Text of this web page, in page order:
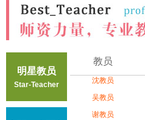
明星教员
Star-Teacher
教员
沈教员
吴教员
谢教员